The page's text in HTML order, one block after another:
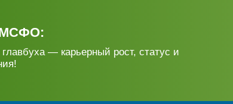
МСФО:
главбуха — карьерный рост, статус и